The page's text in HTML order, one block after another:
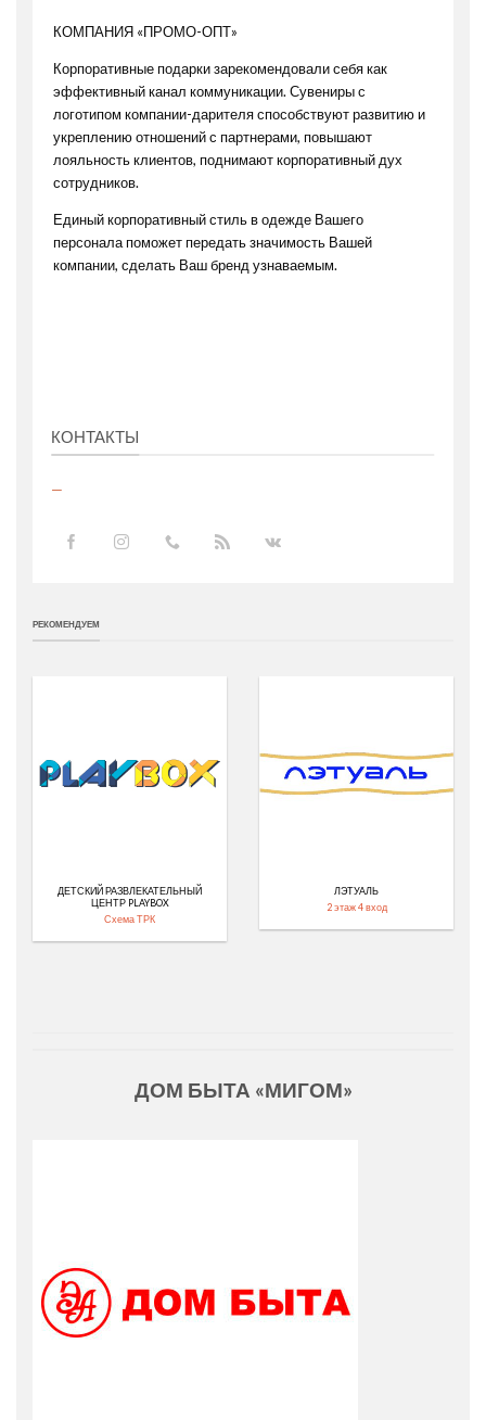
КОМПАНИЯ «ПРОМО-ОПТ»
Корпоративные подарки зарекомендовали себя как
эффективный канал коммуникации. Сувениры с
логотипом компании-дарителя способствуют развитию и
укреплению отношений с партнерами, повышают
лояльность клиентов, поднимают корпоративный дух
сотрудников.
Единый корпоративный стиль в одежде Вашего
персонала поможет передать значимость Вашей
компании, сделать Ваш бренд узнаваемым.
КОНТАКТЫ
—
РЕКОМЕНДУЕМ
ДЕТСКИЙ РАЗВЛЕКАТЕЛЬНЫЙ
ЦЕНТР PLAYBOX
Схема ТРК
ЛЭТУАЛЬ
2 этаж 4 вход
ДОМ БЫТА «МИГОМ»